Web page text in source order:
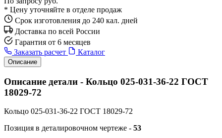
* Цену уточняйте в отделе продаж
Срок изготовления до 240 кал. дней
Доставка по всей России
Гарантия от 6 месяцев
Заказать расчет
Каталог
Описание
Описание детали - Кольцо 025-031-36-22 ГОСТ
18029-72
Кольцо 025-031-36-22 ГОСТ 18029-72
Позиция в деталировочном чертеже - 53